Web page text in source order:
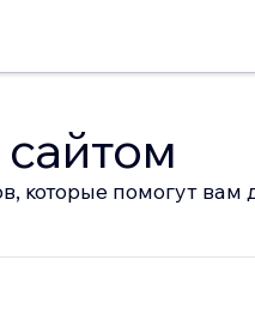
которые помогут вам